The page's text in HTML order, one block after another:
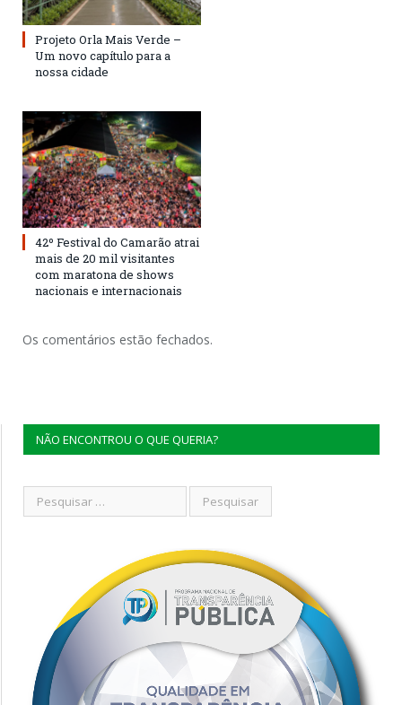
Projeto Orla Mais Verde –
Um novo capítulo para a
nossa cidade
42º Festival do Camarão atrai
mais de 20 mil visitantes
com maratona de shows
nacionais e internacionais
Os comentários estão fechados.
NÃO ENCONTROU O QUE QUERIA?